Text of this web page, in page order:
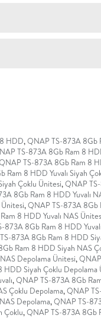
HDD,QNAP TS-873A 8Gb
TS-873A 8Gb Ram 8
TS-873A 8Gb Ram 8
Ram 8 HDD Yuvalı Siyah
Çoklu Ünitesi,QNAP
8Gb Ram 8 HDD Yuvalı
,QNAP TS-873A 8Gb
8 HDD Yuvalı NAS
873A 8Gb Ram 8 HDD
873A 8Gb Ram 8 HDD
Ram 8 HDD Siyah NAS
Depolama Ünitesi,
Siyah Çoklu Depolama
,QNAP TS-873A 8Gb
Çoklu Depolama,QNAP
Depolama,QNAP TS-
Çoklu,QNAP TS-873A 8Gb